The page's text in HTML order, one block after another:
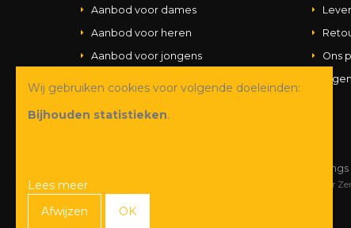
Aanbod voor dames
Aanbod voor heren
Aanbod voor jongens
Ons
© Copyright 2026 Schoenen
door
Wij gebruiken cookies voor volgende doeleinden:
Bijhouden statistieken.
Lees meer
Afwijzen
OK